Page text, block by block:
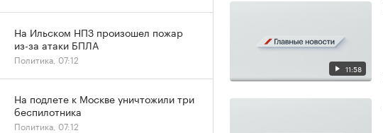
11:58
На Ильском НПЗ произошел пожар
из-за атаки БПЛА
Политика, 07:12
На подлете к Москве уничтожили три
беспилотника
Политика, 07:12